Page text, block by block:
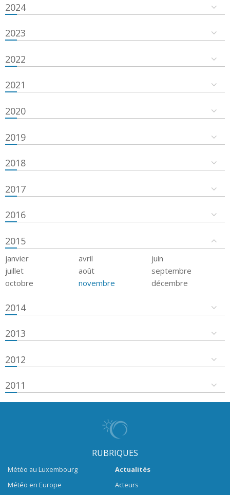
2024
2023
2022
2021
2020
2019
2018
2017
2016
2015
janvier avril
juin
juillet
août
septembre
octobre
novembre décembre
2014
2013
2012
2011
RUBRIQUES
Météo au Luxembourg
Météo en Europe
Actualités
Acteurs